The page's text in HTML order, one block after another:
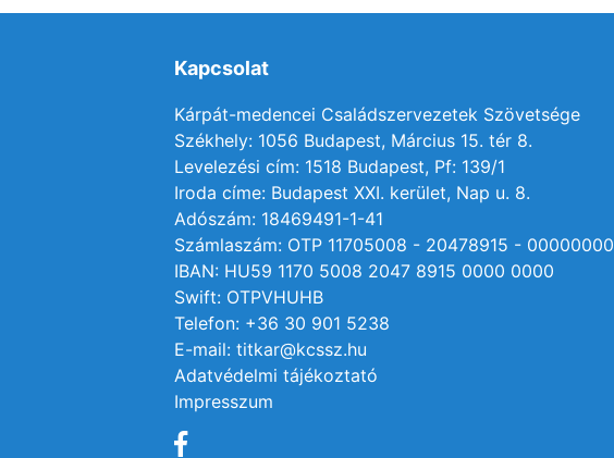
Kapcsolat
Kárpát-medencei Családszervezetek Szövetsége
Székhely: 1056 Budapest, Március 15. tér 8.
Levelezési cím: 1518 Budapest, Pf: 139/1
Iroda címe: Budapest XXI. kerület, Nap u. 8.
Adószám: 18469491-1-41
Számlaszám: OTP 11705008 - 20478915 - 00000000
IBAN: HU59 1170 5008 2047 8915 0000 0000
Swift: OTPVHUHB
Telefon: +36 30 901 5238
E-mail: titkar@kcssz.hu
Adatvédelmi tájékoztató
Impresszum